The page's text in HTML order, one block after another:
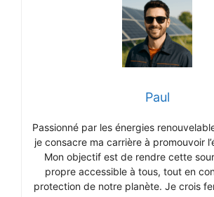
Paul
Passionné par les énergies
je consacre ma carrière à promouvoir
Mon objectif est de rendre cette
propre accessible à tous, tout en
protection de notre planète. Je crois